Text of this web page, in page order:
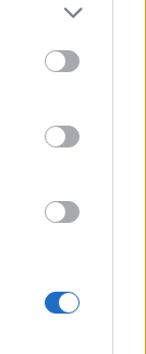
Próximo artigo